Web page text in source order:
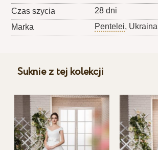
Czas szycia
28 dni
Marka
Pentelei, Ukraina
Suknie z tej kolekcji